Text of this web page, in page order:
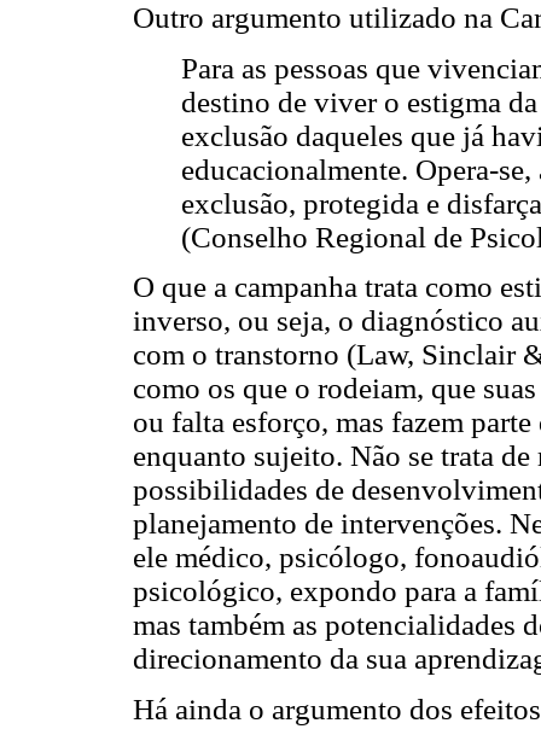
Outro argumento utilizado na
Para as pessoas que
destino de viver o estigma
exclusão daqueles que já
educacionalmente. Opera-
exclusão, protegida e
(Conselho Regional de
O que a campanha trata como
inverso, ou seja, o diagnóstico
com o transtorno (Law, Sinclair
como os que o rodeiam, que
ou falta esforço, mas fazem
enquanto sujeito. Não se trata
possibilidades de
planejamento de intervenções.
ele médico, psicólogo,
psicológico, expondo para a
mas também as potencialidades
direcionamento da sua
Há ainda o argumento dos